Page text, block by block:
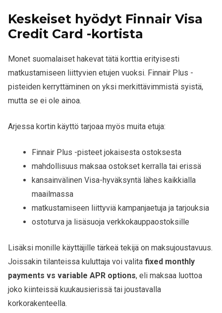
Keskeiset hyödyt Finnair Visa
Credit Card -kortista
Monet suomalaiset hakevat tätä korttia erityisesti
matkustamiseen liittyvien etujen vuoksi. Finnair Plus -
pisteiden kerryttäminen on yksi merkittävimmistä syistä,
mutta se ei ole ainoa.
Arjessa kortin käyttö tarjoaa myös muita etuja:
Finnair Plus -pisteet jokaisesta ostoksesta
mahdollisuus maksaa ostokset kerralla tai erissä
kansainvälinen Visa-hyväksyntä lähes kaikkialla
maailmassa
matkustamiseen liittyviä kampanjaetuja ja tarjouksia
ostoturva ja lisäsuoja verkkokauppaostoksille
Lisäksi monille käyttäjille tärkeä tekijä on maksujoustavuus.
Joissakin tilanteissa kuluttaja voi valita fixed monthly
payments vs variable APR options, eli maksaa luottoa
joko kiinteissä kuukausierissä tai joustavalla
korkorakenteella.